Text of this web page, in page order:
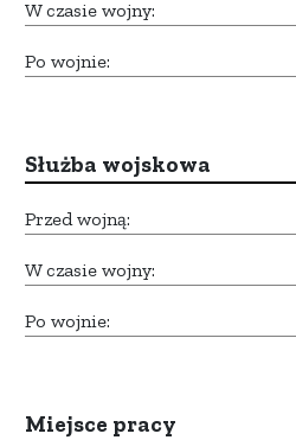
W czasie wojny:
Po wojnie:
Służba wojskowa
Przed wojną:
W czasie wojny:
Po wojnie:
Miejsce pracy